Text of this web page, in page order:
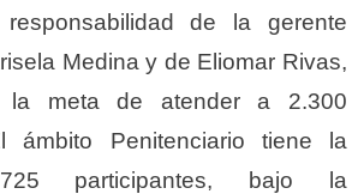
de la gerente
Medina y de Eliomar Rivas,
la meta de atender a 2.300
ámbito Penitenciario tiene la
participantes, bajo la